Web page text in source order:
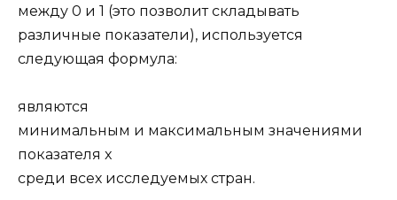
между 0 и 1 (это позволит складывать
различные показатели), используется
следующая формула:
являются
минимальным и максимальным значениями
показателя x
среди всех исследуемых стран.